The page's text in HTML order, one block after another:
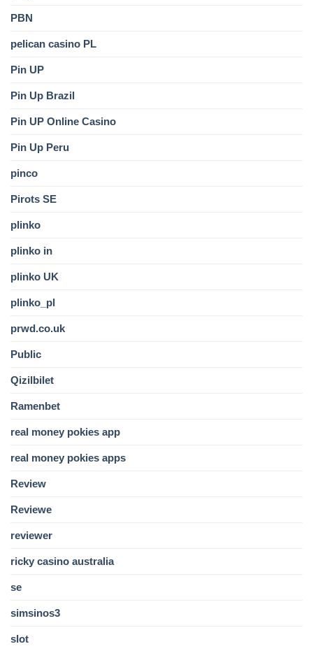
PBN
pelican casino PL
Pin UP
Pin Up Brazil
Pin UP Online Casino
Pin Up Peru
pinco
Pirots SE
plinko
plinko in
plinko UK
plinko_pl
prwd.co.uk
Public
Qizilbilet
Ramenbet
real money pokies app
real money pokies apps
Review
Reviewe
reviewer
ricky casino australia
se
simsinos3
slot